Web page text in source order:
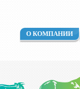
О КОМПАНИИ